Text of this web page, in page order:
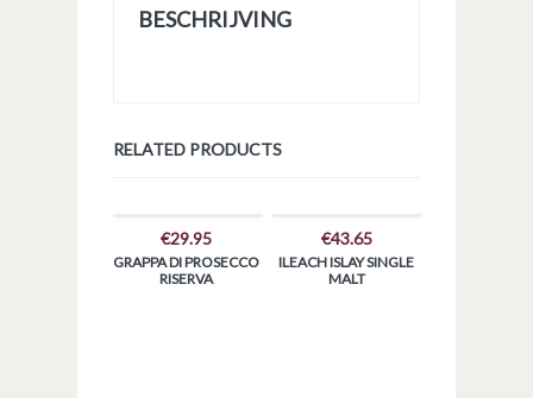
BESCHRIJVING
RELATED PRODUCTS
€29.95
GRAPPA DI PROSECCO
RISERVA
€43.65
ILEACH ISLAY SINGLE
MALT